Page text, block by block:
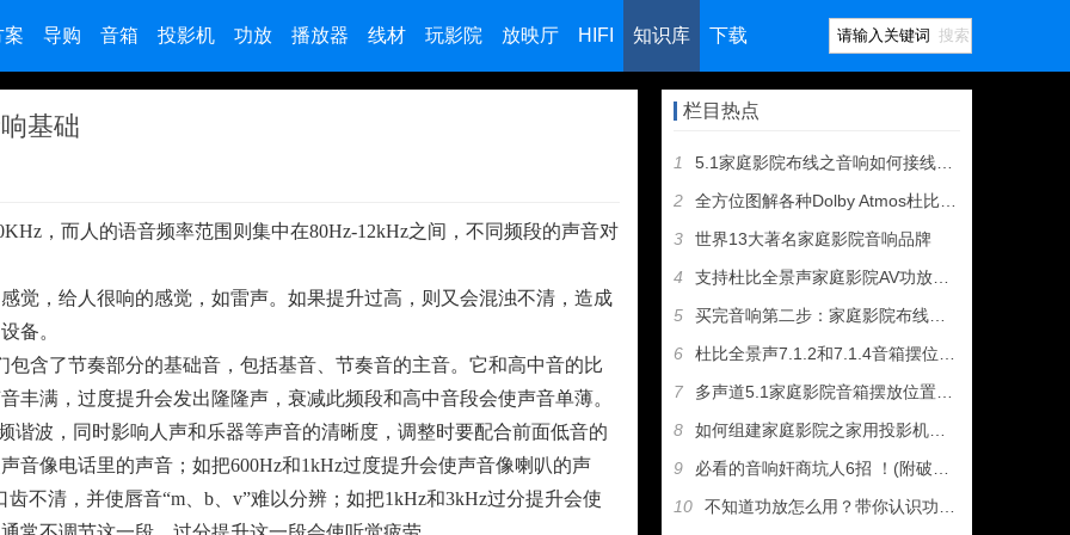
案 导购 音箱 投影机 功放 播放器 线材 玩影院 放映厅 HIFI 知识库 下载 搜索
基础
，而人的语音频率范围则集中在80Hz-12kHz之间，不同频段的声音对
觉，给人很响的感觉，如雷声。如果提升过高，则又会混浊不清，造成
备。
包含了节奏部分的基础音，包括基音、节奏音的主音。它和高中音的比
丰满，过度提升会发出隆隆声，衰减此频段和高中音段会使声音单薄。
谐波，同时影响人声和乐器等声音的清晰度，调整时要配合前面低音的
音像电话里的声音；如把600Hz和1kHz过度提升会使声音像喇叭的声
不清，并使唇音“m、b、v”难以分辨；如把1kHz和3kHz过分提升会使
栏目热点
1
5.1家庭影院布线之音响如何接线（图文教程）
2
全方位图解各种Dolby Atmos杜比全景声音箱摆位方案
3
世界13大著名家庭影院音响品牌
4
支持杜比全景声家庭影院AV功放和音箱推荐
5
买完音响第二步：家庭影院布线及音箱摆位
6
杜比全景声7.1.2和7.1.4音箱摆位有什么区别
7
多声道5.1家庭影院音箱摆放位置建议
8
如何组建家庭影院之家用投影机选购指南
9
必看的音响奸商坑人6招 ！(附破解招式）
10
不知道功放怎么用？带你认识功放机所有接口